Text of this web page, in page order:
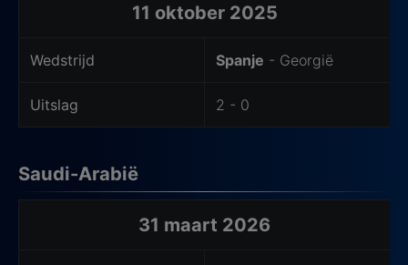
11 oktober 2025
Wedstrijd Spanje - Georgië
Uitslag 2 - 0
Saudi-Arabië
31 maart 2026